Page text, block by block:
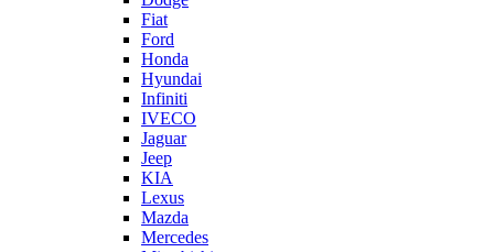
Fiat
Ford
Honda
Hyundai
Infiniti
IVECO
Jaguar
Jeep
KIA
Lexus
Mazda
Mercedes